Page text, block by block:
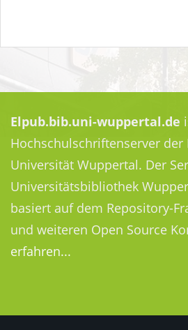
Elpub.bib.uni-wuppertal.de
Hochschulschriftenserver der
Universität Wuppertal. Der
Universitätsbibliothek
basiert auf dem Repository-
und weiteren Open Source
erfahren...